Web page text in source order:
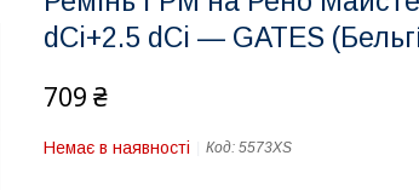
dCi+2.5 dCi — GATES
709 ₴
Немає в наявності Код: 5573XS